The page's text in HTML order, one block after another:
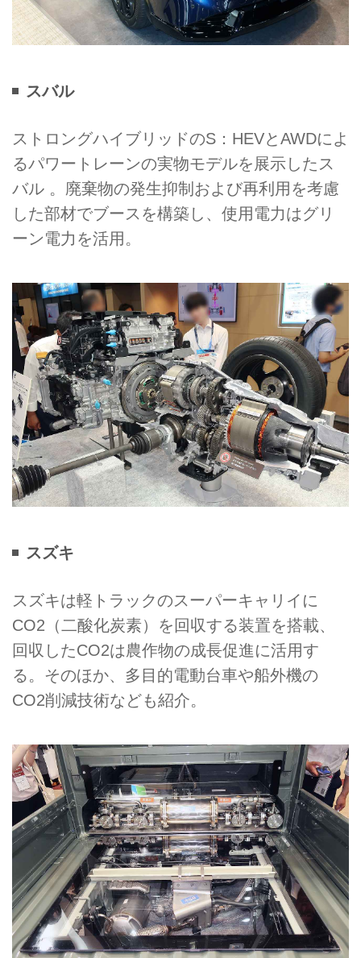
スバル
ストロングハイブリッドのS：HEVとAWDによ
るパワートレーンの実物モデルを展示したス
バル 。廃棄物の発生抑制および再利用を考慮
した部材でブースを構築し、使用電力はグリ
ーン電力を活用。
スズキ
スズキは軽トラックのスーパーキャリイに
CO2（二酸化炭素）を回収する装置を搭載、
回収したCO2は農作物の成長促進に活用す
る。そのほか、多目的電動台車や船外機の
CO2削減技術なども紹介。